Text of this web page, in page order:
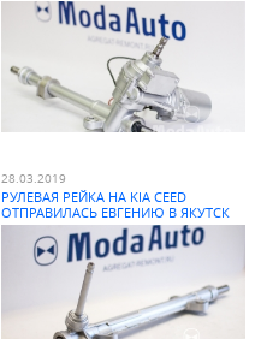
28.03.2019
РУЛЕВАЯ РЕЙКА НА KIA CEED
ОТПРАВИЛАСЬ ЕВГЕНИЮ В ЯКУТСК